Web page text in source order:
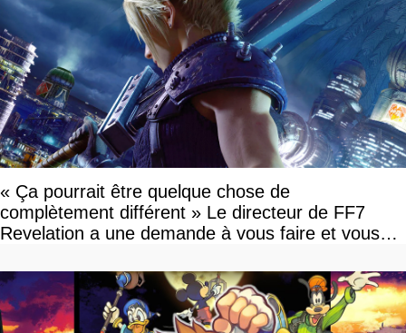
« Ça pourrait être quelque chose de
complètement différent » Le directeur de FF7
Revelation a une demande à vous faire et vous